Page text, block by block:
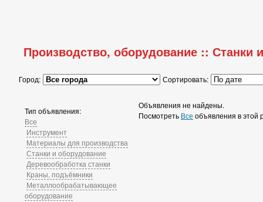
Производство, оборудование :: Станки
Город: Сортировать:
Тип объявления:
Все
Инструмент
Материалы для производства
Станки и оборудование
Деревообработка станки
Краны, подъёмники
Металлообрабатывающее
оборудование
Объявления не найдены.
Посмотреть Все объявления в этой